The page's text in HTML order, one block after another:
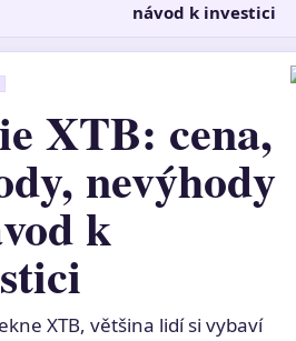
návod k investici
XTB: cena,
nevýhody
k
XTB, většina lidí si vybaví